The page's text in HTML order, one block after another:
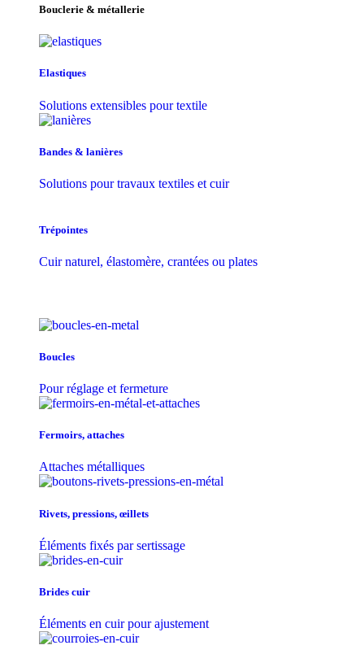
Bouclerie & métallerie
Elastiques
Solutions extensibles pour textile
Bandes & lanières
Solutions pour travaux textiles et cuir
Trépointes
Cuir naturel, élastomère, crantées ou plates
Boucles
Pour réglage et fermeture
Fermoirs, attaches
Attaches métalliques
Rivets, pressions, œillets
Éléments fixés par sertissage
Brides cuir
Éléments en cuir pour ajustement